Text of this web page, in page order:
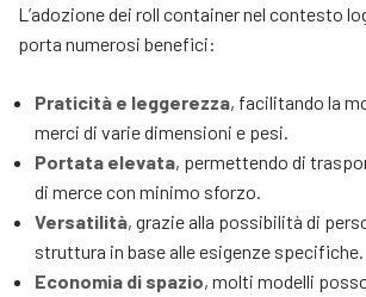
L’adozione dei roll container nel contesto
porta numerosi benefici:
Praticità e leggerezza, facilitando la
merci di varie dimensioni e pesi.
Portata elevata, permettendo di
di merce con minimo sforzo.
Versatilità, grazie alla possibilità di
struttura in base alle esigenze specifiche.
Economia di spazio, molti modelli